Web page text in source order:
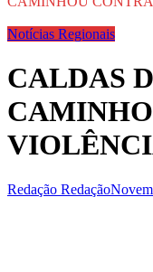
Notícias Regionais
CALDAS
Redação Redação